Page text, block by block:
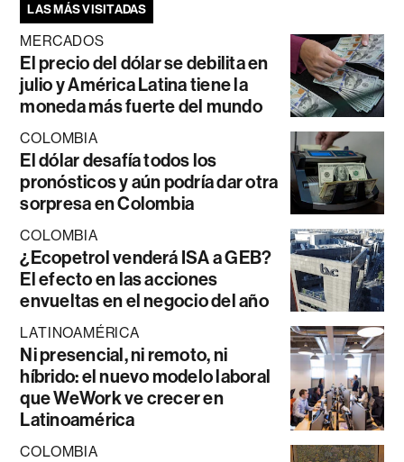
LAS MÁS VISITADAS
MERCADOS
El precio del dólar se debilita en
julio y América Latina tiene la
moneda más fuerte del mundo
COLOMBIA
El dólar desafía todos los
pronósticos y aún podría dar otra
sorpresa en Colombia
COLOMBIA
¿Ecopetrol venderá ISA a GEB?
El efecto en las acciones
envueltas en el negocio del año
LATINOAMÉRICA
Ni presencial, ni remoto, ni
híbrido: el nuevo modelo laboral
que WeWork ve crecer en
Latinoamérica
COLOMBIA